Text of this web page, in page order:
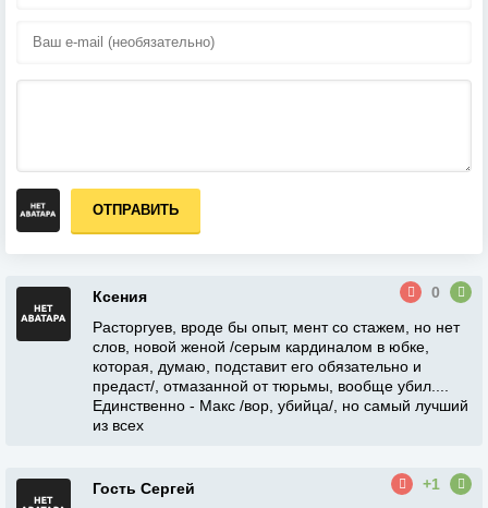
ОТПРАВИТЬ
Ксения
0
Расторгуев, вроде бы опыт, мент со стажем, но нет
слов, новой женой /серым кардиналом в юбке,
которая, думаю, подставит его обязательно и
предаст/, отмазанной от тюрьмы, вообще убил....
Единственно - Макс /вор, убийца/, но самый лучший
из всех
Гость Сергей
+1